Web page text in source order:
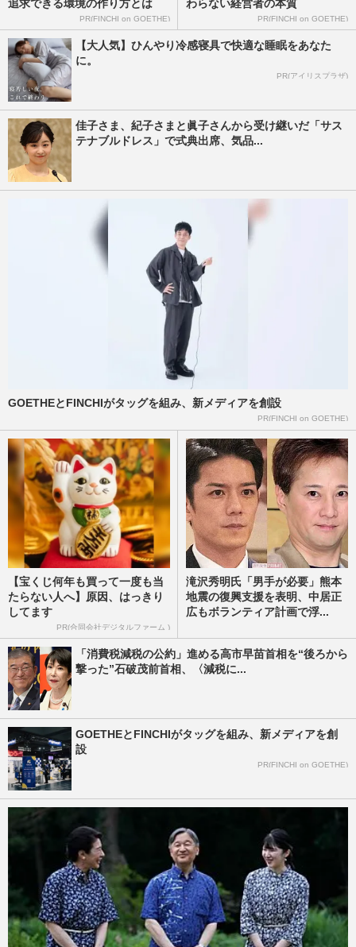
追求できる環境の作り方とは
PR(FINCHI on GOETHE)
わらない経営者の本質
PR(FINCHI on GOETHE)
【大人気】ひんやり冷感寝具で快適な睡眠をあなた
に。
PR(アイリスプラザ)
佳子さま、紀子さまと眞子さんから受け継いだ「サス
テナブルドレス」で式典出席、気品...
GOETHEとFINCHIがタッグを組み、新メディアを創設
PR(FINCHI on GOETHE)
【宝くじ何年も買って一度も当
たらない人へ】原因、はっきり
してます
PR(合同会社デジタルファーム )
滝沢秀明氏「男手が必要」熊本
地震の復興支援を表明、中居正
広もボランティア計画で浮...
「消費税減税の公約」進める高市早苗首相を“後ろから
撃った”石破茂前首相、〈減税に...
GOETHEとFINCHIがタッグを組み、新メディアを創
設
PR(FINCHI on GOETHE)